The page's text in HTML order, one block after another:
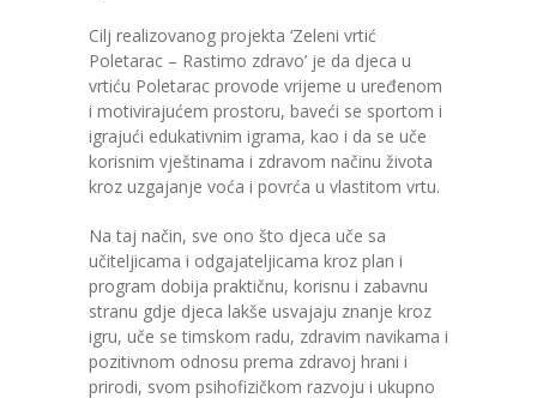
Cilj realizovanog projekta ‘Zeleni vrtić
Poletarac – Rastimo zdravo’ je da djeca u
vrtiću Poletarac provode vrijeme u uređenom
i motivirajućem prostoru, baveći se sportom i
igrajući edukativnim igrama, kao i da se uče
korisnim vještinama i zdravom načinu života
kroz uzgajanje voća i povrća u vlastitom vrtu.
Na taj način, sve ono što djeca uče sa
učiteljicama i odgajateljicama kroz plan i
program dobija praktičnu, korisnu i zabavnu
stranu gdje djeca lakše usvajaju znanje kroz
igru, uče se timskom radu, zdravim navikama i
pozitivnom odnosu prema zdravoj hrani i
prirodi, svom psihofizičkom razvoju i ukupno